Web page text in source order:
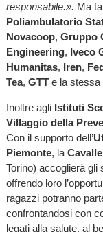
responsabile.». Ma
Poliambulatorio
Novacoop, Gruppo
Engineering, Iveco
Humanitas, Iren,
Tea, GTT e la stessa
Inoltre agli Istituti
Villaggio della
Con il supporto dell’
Piemonte, la
Torino) accoglierà gli
offrendo loro
ragazzi potranno
confrontandosi con
legati alla salute, al